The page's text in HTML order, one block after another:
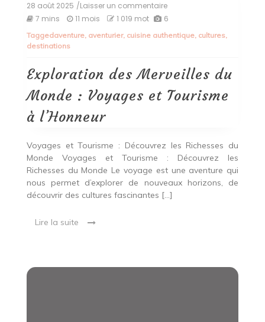
28 août 2025 /Laisser un commentaireon
Exploration
Merveilles
:
Voyages
et
Tourisme
7 mins 11 mois 1 019 mot 6
Taggedaventure, aventurier, cuisine authentique, cultures,
destinations
Exploration des Merveilles du
Monde : Voyages et Tourisme
à l’Honneur
Voyages et Tourisme : Découvrez les Richesses du
Monde Voyages et Tourisme : Découvrez les
Richesses du Monde Le voyage est une aventure qui
nous permet d’explorer de nouveaux horizons, de
découvrir des cultures fascinantes […]
Lire la suite